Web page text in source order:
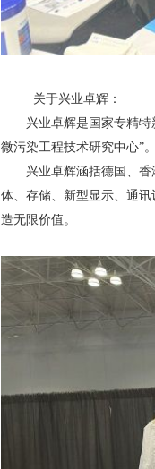
关于兴业卓辉：
兴业卓辉是国家专精特新
微污染工程技术研究中心”。
兴业卓辉涵括德国、香港
体、存储、新型显示、通
造无限价值。